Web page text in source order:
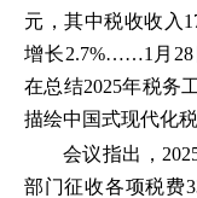
元，其中税收收入
增长2.7%……1月28
在总结2025年税务
描绘中国式现代化
会议指出，
部门征收各项税费